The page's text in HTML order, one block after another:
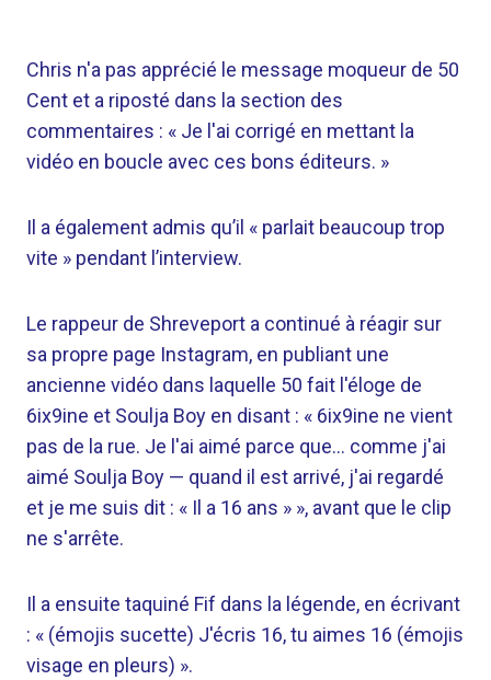
Chris n'a pas apprécié le message moqueur de 50
Cent et a riposté dans la section des
commentaires : « Je l'ai corrigé en mettant la
vidéo en boucle avec ces bons éditeurs. »
Il a également admis qu’il « parlait beaucoup trop
vite » pendant l’interview.
Le rappeur de Shreveport a continué à réagir sur
sa propre page Instagram, en publiant une
ancienne vidéo dans laquelle 50 fait l'éloge de
6ix9ine et Soulja Boy en disant : « 6ix9ine ne vient
pas de la rue. Je l'ai aimé parce que… comme j'ai
aimé Soulja Boy — quand il est arrivé, j'ai regardé
et je me suis dit : « Il a 16 ans » », avant que le clip
ne s'arrête.
Il a ensuite taquiné Fif dans la légende, en écrivant
: « (émojis sucette) J'écris 16, tu aimes 16 (émojis
visage en pleurs) ».